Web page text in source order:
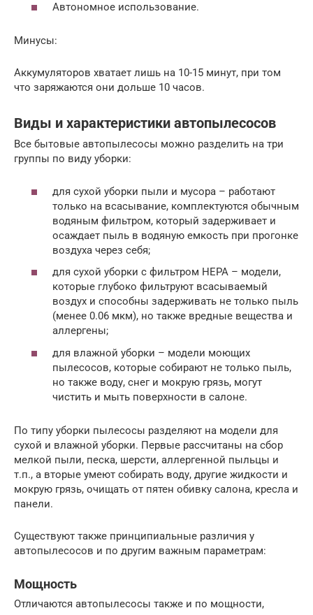
Автономное использование.
Минусы:
Аккумуляторов хватает лишь на 10-15 минут, при том
что заряжаются они дольше 10 часов.
Виды и характеристики автопылесосов
Все бытовые автопылесосы можно разделить на три
группы по виду уборки:
для сухой уборки пыли и мусора – работают
только на всасывание, комплектуются обычным
водяным фильтром, который задерживает и
осаждает пыль в водяную емкость при прогонке
воздуха через себя;
для сухой уборки с фильтром НЕРА – модели,
которые глубоко фильтруют всасываемый
воздух и способны задерживать не только пыль
(менее 0.06 мкм), но также вредные вещества и
аллергены;
для влажной уборки – модели моющих
пылесосов, которые собирают не только пыль,
но также воду, снег и мокрую грязь, могут
чистить и мыть поверхности в салоне.
По типу уборки пылесосы разделяют на модели для
сухой и влажной уборки. Первые рассчитаны на сбор
мелкой пыли, песка, шерсти, аллергенной пыльцы и
т.п., а вторые умеют собирать воду, другие жидкости и
мокрую грязь, очищать от пятен обивку салона, кресла и
панели.
Существуют также принципиальные различия у
автопылесосов и по другим важным параметрам:
Мощность
Отличаются автопылесосы также и по мощности,